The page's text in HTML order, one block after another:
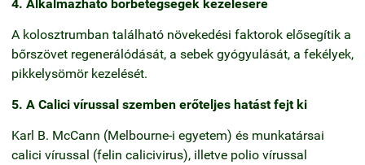
4. Alkalmazható bőrbetegségek kezelésére
A kolosztrumban található növekedési faktorok elősegítik a
bőrszövet regenerálódását, a sebek gyógyulását, a fekélyek,
pikkelysömör kezelését.
5. A Calici vírussal szemben erőteljes hatást fejt ki
Karl B. McCann (Melbourne-i egyetem) és munkatársai
calici vírussal (felin calicivirus), illetve polio vírussal